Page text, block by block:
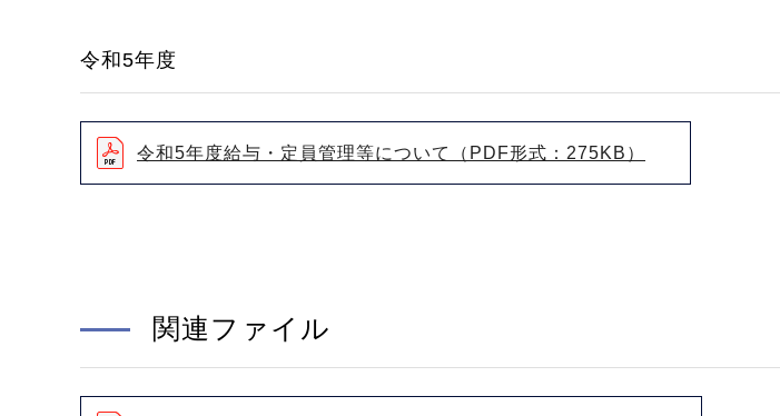
令和5年度
令和5年度給与・定員管理等について（PDF形式：275KB）
関連ファイル